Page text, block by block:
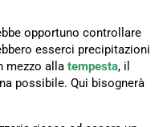
opportuno controllare
esserci precipitazioni
mezzo alla tempesta, il
possibile. Qui bisognerà